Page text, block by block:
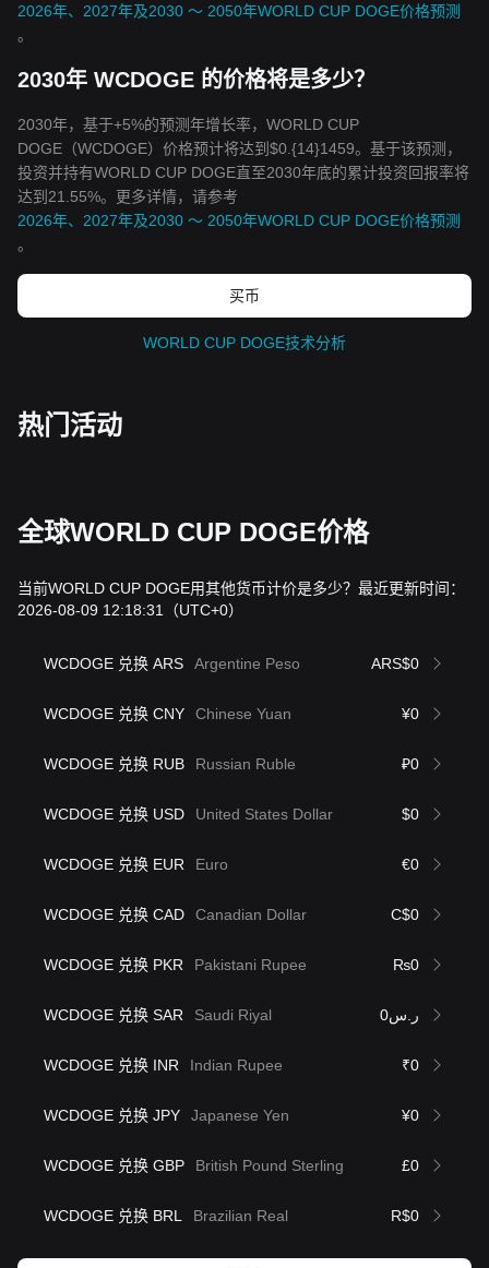
2026年、2027年及2030 ～ 2050年WORLD CUP DOGE价格预测
。
2030年 WCDOGE 的价格将是多少？
2030年，基于+5%的预测年增长率，WORLD CUP
DOGE（WCDOGE）价格预计将达到$0.{14}1459。基于该预测，
投资并持有WORLD CUP DOGE直至2030年底的累计投资回报率将
达到21.55%。更多详情，请参考
2026年、2027年及2030 ～ 2050年WORLD CUP DOGE价格预测
。
买币
WORLD CUP DOGE技术分析
热门活动
全球WORLD CUP DOGE价格
当前WORLD CUP DOGE用其他货币计价是多少？最近更新时间：
2026-08-09 12:18:31
（UTC+0）
WCDOGE 兑换 ARS Argentine Peso ARS$0
WCDOGE 兑换 CNY Chinese Yuan ¥0
WCDOGE 兑换 RUB Russian Ruble ₽0
WCDOGE 兑换 USD United States Dollar $0
WCDOGE 兑换 EUR Euro €0
WCDOGE 兑换 CAD Canadian Dollar C$0
WCDOGE 兑换 PKR Pakistani Rupee ₨0
WCDOGE 兑换 SAR Saudi Riyal ر.س0
WCDOGE 兑换 INR Indian Rupee ₹0
WCDOGE 兑换 JPY Japanese Yen ¥0
WCDOGE 兑换 GBP British Pound Sterling £0
WCDOGE 兑换 BRL Brazilian Real R$0